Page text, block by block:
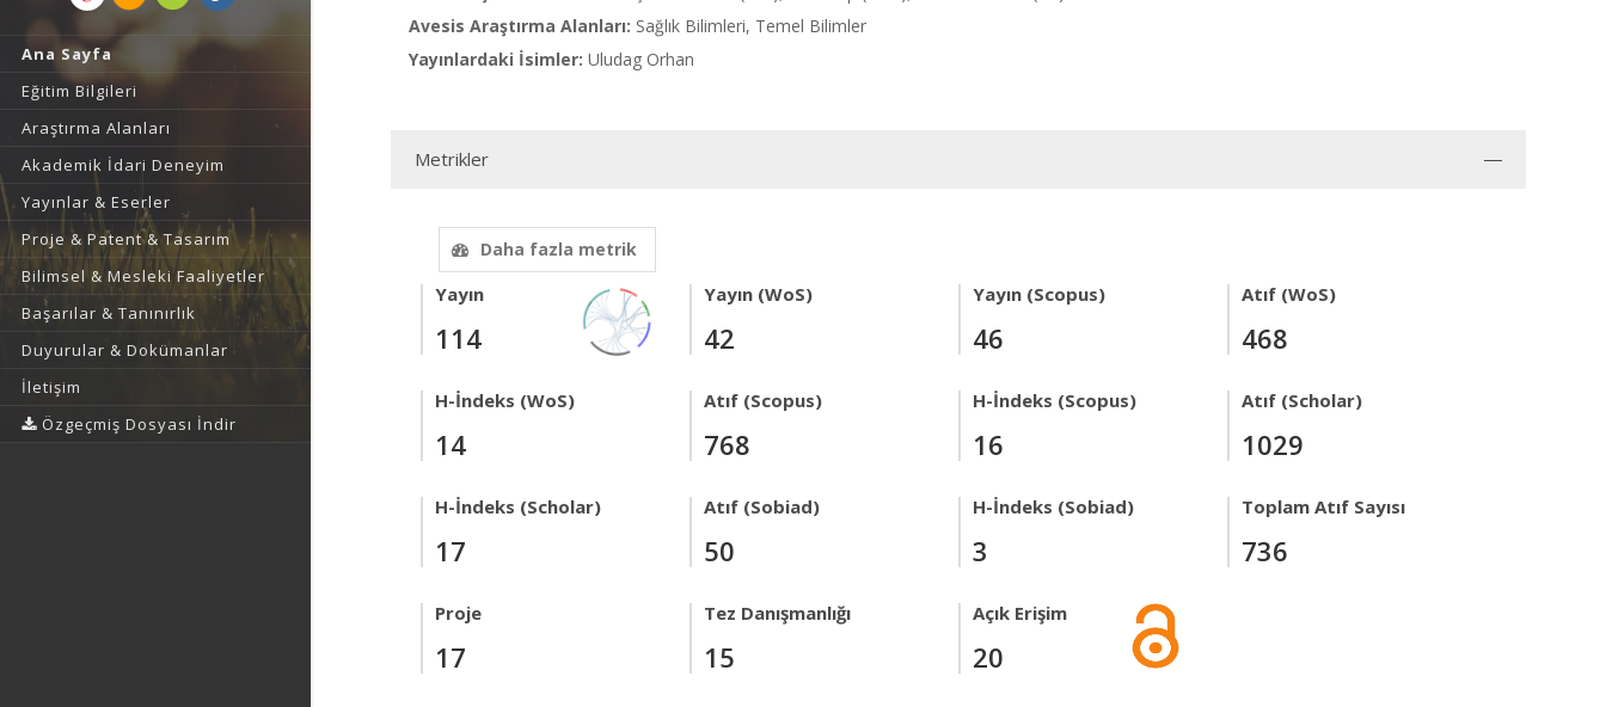
Ana Sayfa
Eğitim Bilgileri
Araştırma Alanları
Akademik İdari Deneyim
Yayınlar & Eserler
Proje & Patent & Tasarım
Bilimsel & Mesleki Faaliyetler
Başarılar & Tanınırlık
Duyurular & Dokümanlar
İletişim
Özgeçmiş Dosyası İndir
Avesis Araştırma Alanları: Sağlık Bilimleri, Temel Bilimler
Yayınlardaki İsimler: Uludag Orhan
Metrikler
Daha fazla metrik
Yayın
114
Yayın (WoS)
42
Yayın (Scopus)
46
Atıf (WoS)
468
H-İndeks (WoS)
14
Atıf (Scopus)
768
H-İndeks (Scopus)
16
Atıf (Scholar)
1029
H-İndeks (Scholar)
17
Atıf (Sobiad)
50
H-İndeks (Sobiad)
3
Toplam Atıf Sayısı
736
Proje
17
Tez Danışmanlığı
15
Açık Erişim
20